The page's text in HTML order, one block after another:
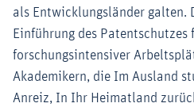
als Entwicklungsländer galten.
Einführung des Patentschutzes
forschungsintensiver
Akademikern, die Im Ausland
Anreiz, In Ihr Heimatland